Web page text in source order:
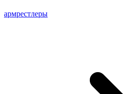
армрестлеры